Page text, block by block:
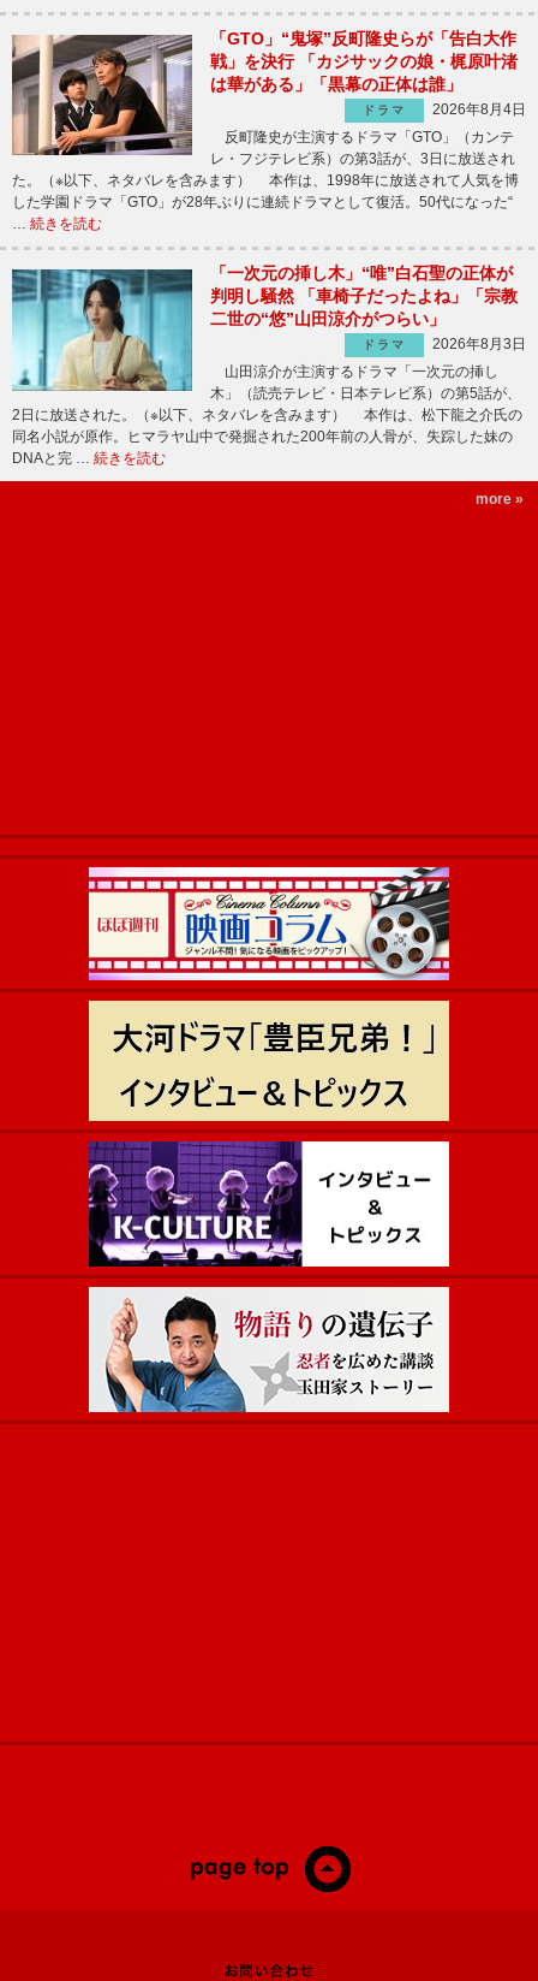
「GTO」“鬼塚”反町隆史らが「告白大作
戦」を決行 「カジサックの娘・梶原叶渚
は華がある」「黒幕の正体は誰」
ドラマ
2026年8月4日
反町隆史が主演するドラマ「GTO」（カンテ
レ・フジテレビ系）の第3話が、3日に放送され
た。（※以下、ネタバレを含みます） 本作は、1998年に放送されて人気を博
した学園ドラマ「GTO」が28年ぶりに連続ドラマとして復活。50代になった“
… 続きを読む
「一次元の挿し木」“唯”白石聖の正体が
判明し騒然 「車椅子だったよね」「宗教
二世の“悠”山田涼介がつらい」
ドラマ
2026年8月3日
山田涼介が主演するドラマ「一次元の挿し
木」（読売テレビ・日本テレビ系）の第5話が、
2日に放送された。（※以下、ネタバレを含みます） 本作は、松下龍之介氏の
同名小説が原作。ヒマラヤ山中で発掘された200年前の人骨が、失踪した妹の
DNAと完 … 続きを読む
more »